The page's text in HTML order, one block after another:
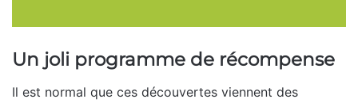
Un joli programme de récompense
Il est normal que ces découvertes viennent des